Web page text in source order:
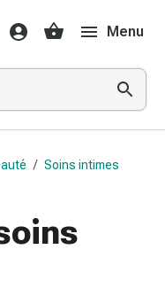
Menu
/ Soins intimes